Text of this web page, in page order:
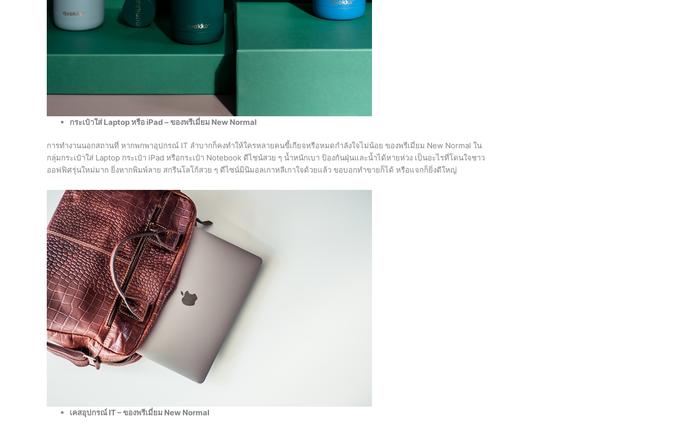
กระเป๋าใส่Laptop หรือ iPad – ของพรีเมี่ยม New Normal
การทำงานนอกสถานที่ หากพกพาอุปกรณ์ IT ลำบากก็คงทำให้ใครหลายคนขี้เกียจหรือหมดกำลังใจไม่น้อย ของพรีเมี่ยม New Normal ใน
กลุ่มกระเป๋าใส่ Laptop กระเป๋า iPad หรือกระเป๋า Notebook ดีไซน์สวย ๆ น้ำหนักเบา ป้องกันฝุ่นและน้ำได้หายห่วง เป็นอะไรที่โดนใจชาว
ออฟฟิศรุ่นใหม่มาก ยิ่งหากพิมพ์ลาย สกรีนโลโก้สวย ๆ ดีไซน์มินิมอลเกาหลีเกาใจด้วยแล้ว ขอบอกทำขายก็ได้ หรือแจกก็ยิ่งดีใหญ่
เคสอุปกรณ์ IT – ของพรีเมี่ยม New Normal